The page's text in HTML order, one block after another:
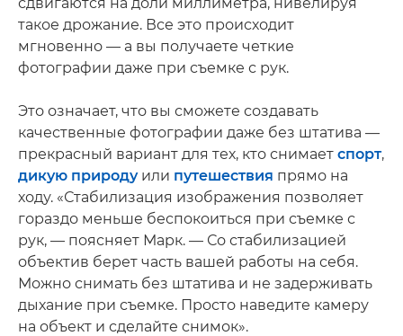
такое дрожание. Все это происходит
мгновенно — а вы получаете четкие
фотографии даже при съемке с рук.
Это означает, что вы сможете создавать
качественные фотографии даже без штатива —
прекрасный вариант для тех, кто снимает спорт,
дикую природуили путешествия прямо на
ходу. «Стабилизация изображения позволяет
гораздо меньше беспокоиться при съемке с
рук, — поясняет Марк. — Со стабилизацией
объектив берет часть вашей работы на себя.
Можно снимать без штатива и не задерживать
дыхание при съемке. Просто наведите камеру
на объект и сделайте снимок».